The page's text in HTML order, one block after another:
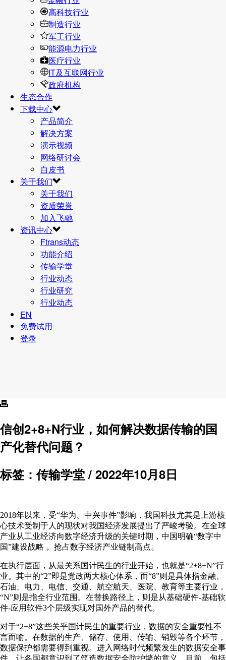
高科技行业
制造行业
军工行业
能源电力行业
医疗行业
IT及互联网行业
政府机构
生态合作
下载中心
产品简介
解决方案
演示视频
网络研讨会
白皮书
关于我们
关于我们
资质荣誉
加入飞驰
资讯中心
Ftrans动态
功能介绍
传输学堂
行业动态
行业研究
行业动态
EN
免费试用
登录
信创2+8+N行业，如何解决数据传输的国
产化替代问题？
标签：传输学堂 / 2022年10月8日
2018年以来，受“华为、中兴事件”影响，我国科技尤其是上游核
心技术受制于人的现状对我国经济发展提出了严峻考验。在全球
产业从工业经济向数字经济升级的关键时期，中国明确“数字中
国”建设战略， 抢占数字经济产业链制高点。
在执行层面，从最关系国计民生的行业开始，也就是“2+8+N”行
业。其中的“2”即是党政两大核心体系，而“8”则是具体指金融、
石油、电力、电信、交通、航空航天、医院、教育等主要行业，
“N”则是指全行业范围。在替换路径上，则是从基础硬件-基础软
件-应用软件3个层级实现对国外产品的替代。
对于“2+8”这些关乎国计民生的重要行业，数据的安全重要性不
言而喻。在数据的生产、储存、使用、传输、销毁等各个环节，
数据保护都需要得到重视。进入网络时代频繁发生的数据安全事
件，让各国都意识到了筑造数据安全防护墙的意义。目前，包括